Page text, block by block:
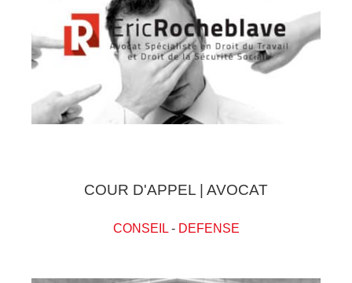
COUR D'APPEL | AVOCAT
CONSEIL- DEFENSE